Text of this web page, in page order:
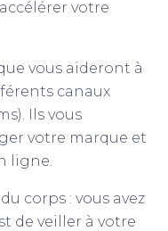
votre
vous aideront à
canaux
Ils vous
votre marque et
ligne.
corps : vous avez
de veiller à votre